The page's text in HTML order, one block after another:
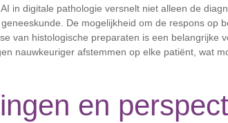
in digitale pathologie versnelt niet alleen de
De mogelijkheid om de respons op
van histologische preparaten is een belangrijke
nauwkeuriger afstemmen op elke patiënt, wat
en